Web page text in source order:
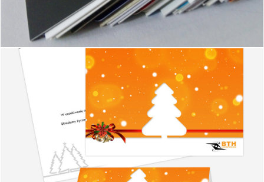
Darcet
Ulotki DL - projekt i wydruk